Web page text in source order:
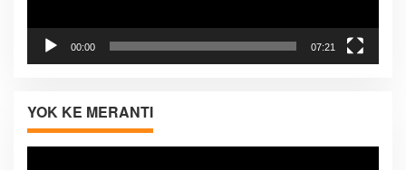
00:00 07:21
YOK KE MERANTI
Pemutar